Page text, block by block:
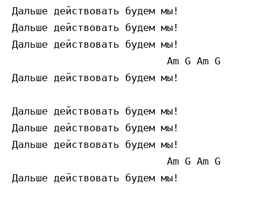
Дальше действовать будем мы!
Дальше действовать будем мы!
Дальше действовать будем мы!
                          Am G Am G
Дальше действовать будем мы!
Дальше действовать будем мы!
Дальше действовать будем мы!
Дальше действовать будем мы!
                          Am G Am G